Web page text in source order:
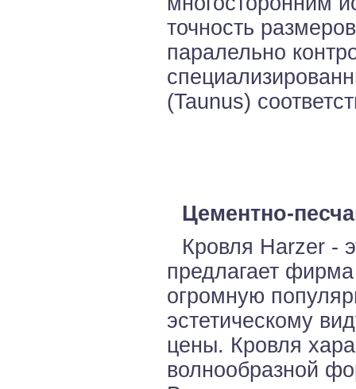
точность
паралельно
(Taunus)
Цементно-
Кровля Harzer -
предлагает
огромную
эстетическому
цены. Кровля
волнообразной